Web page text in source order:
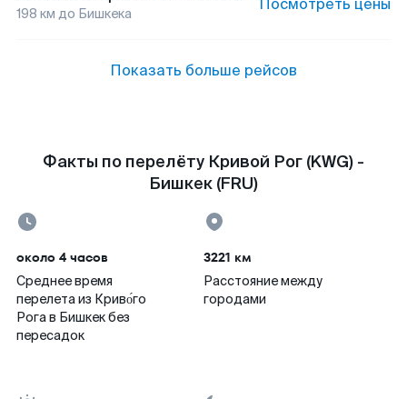
198 км до Бишкека Посмотреть цены
Показать больше рейсов
Факты по перелёту Кривой Рог (KWG) -
Бишкек (FRU)
около 4 часов
Среднее время
перелета из Криво́го
Рога в Бишкек без
пересадок
3221 км
Расстояние между
городами